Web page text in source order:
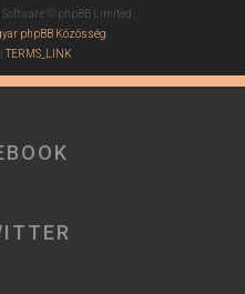
© phpBB Limited
phpBB Közösség
|TERMS_LINK